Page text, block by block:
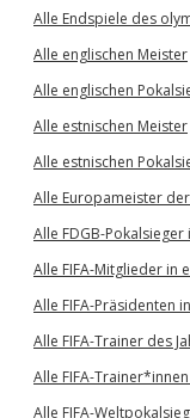
Alle Endspiele des
Alle englischen Meister
Alle englischen
Alle estnischen Meister
Alle estnischen
Alle Europameister
Alle FDGB-Pokalsieger
Alle FIFA-Mitglieder in
Alle FIFA-Präsidenten
Alle FIFA-Trainer des
Alle FIFA-
Alle FIFA-